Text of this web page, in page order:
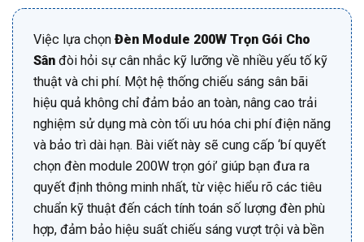
Việc lựa chọn Đèn Module 200W Trọn Gói Cho
Sân đòi hỏi sự cân nhắc kỹ lưỡng về nhiều yếu tố kỹ
thuật và chi phí. Một hệ thống chiếu sáng sân bãi
hiệu quả không chỉ đảm bảo an toàn, nâng cao trải
nghiệm sử dụng mà còn tối ưu hóa chi phí điện năng
và bảo trì dài hạn. Bài viết này sẽ cung cấp ‘bí quyết
chọn đèn module 200W trọn gói’ giúp bạn đưa ra
quyết định thông minh nhất, từ việc hiểu rõ các tiêu
chuẩn kỹ thuật đến cách tính toán số lượng đèn phù
hợp, đảm bảo hiệu suất chiếu sáng vượt trội và bền